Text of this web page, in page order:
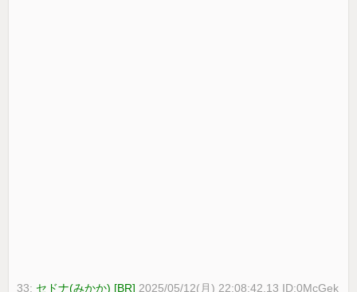
33: セドナ(みかか) [BR] 2025/05/12(月) 22:08:42.13 ID:0McGek